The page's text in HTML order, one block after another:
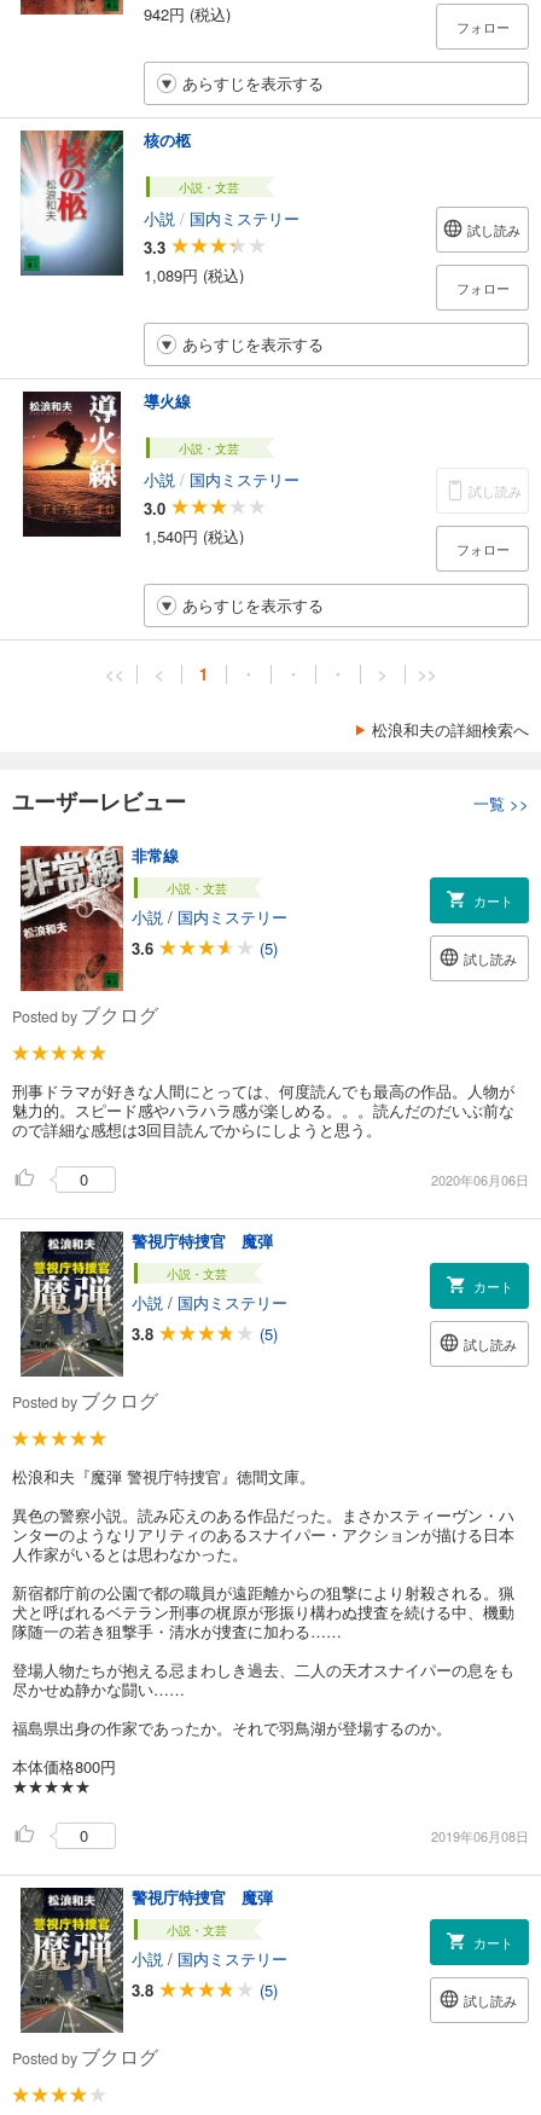
942円 (税込)
フォロー
あらすじを表示する
核の柩
小説・文芸
小説 / 国内ミステリー
3.3
1,089円 (税込)
試し読み
フォロー
あらすじを表示する
導火線
小説・文芸
小説 / 国内ミステリー
3.0
1,540円 (税込)
試し読み
フォロー
あらすじを表示する
<< < 1 ・ ・ ・ > >>
松浪和夫の詳細検索へ
ユーザーレビュー 一覧 >>
非常線
小説・文芸
小説 / 国内ミステリー
3.6
(5)
カート
試し読み
Posted by ブクログ
刑事ドラマが好きな人間にとっては、何度読んでも最高の作品。人物が
魅力的。スピード感やハラハラ感が楽しめる。。。読んだのだいぶ前な
ので詳細な感想は3回目読んでからにしようと思う。
0 2020年06月06日
警視庁特捜官 魔弾
小説・文芸
小説 / 国内ミステリー
3.8
(5)
カート
試し読み
Posted by ブクログ
松浪和夫『魔弾 警視庁特捜官』徳間文庫。
異色の警察小説。読み応えのある作品だった。まさかスティーヴン・ハ
ンターのようなリアリティのあるスナイパー・アクションが描ける日本
人作家がいるとは思わなかった。
新宿都庁前の公園で都の職員が遠距離からの狙撃により射殺される。猟
犬と呼ばれるベテラン刑事の梶原が形振り構わぬ捜査を続ける中、機動
隊随一の若き狙撃手・清水が捜査に加わる……
登場人物たちが抱える忌まわしき過去、二人の天才スナイパーの息をも
尽かせぬ静かな闘い……
福島県出身の作家であったか。それで羽鳥湖が登場するのか。
本体価格800円
★★★★★
0 2019年06月08日
警視庁特捜官 魔弾
小説・文芸
小説 / 国内ミステリー
3.8
(5)
カート
試し読み
Posted by ブクログ